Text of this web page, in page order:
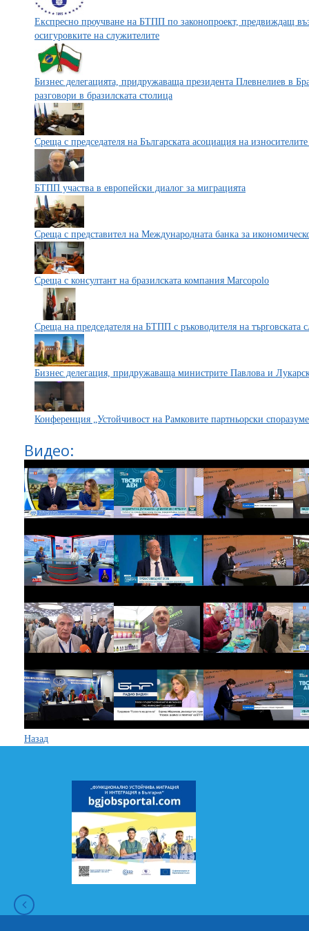
Експресно проучване на БТПП по законопроект, предвиждащ
осигуровките на служителите
Бизнес делегацията, придружаваща президента Плевнелиев в
разговори в бразилската столица
Среща с председателя на Българската асоциация на
БТПП участва в европейски диалог за миграцията
Среща с представител на Международната банка за
Среща с консултант на бразилската компания Marcopolo
Среща на председателя на БТПП с ръководителя на
Бизнес делегация, придружаваща министрите Павлова и
Конференция „Устойчивост на Рамковите партньорски
Видео:
Назад